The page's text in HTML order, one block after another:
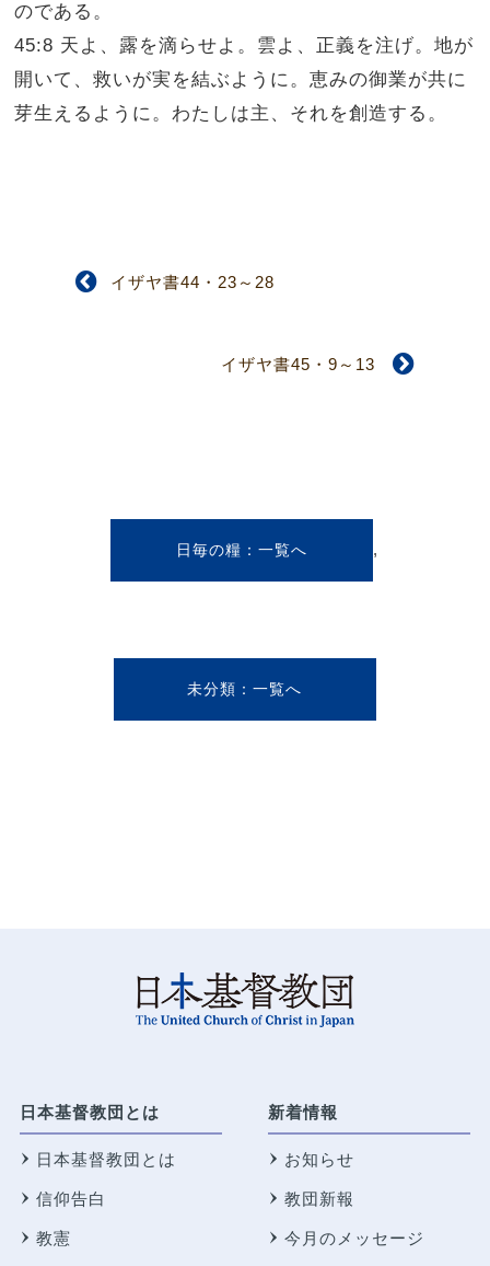
のである。
45:8 天よ、露を滴らせよ。雲よ、正義を注げ。地が
開いて、救いが実を結ぶように。恵みの御業が共に
芽生えるように。わたしは主、それを創造する。
イザヤ書44・23～28
イザヤ書45・9～13
日毎の糧 ,
未分類
日本基督教団とは
日本基督教団とは
信仰告白
教憲
新着情報
お知らせ
教団新報
今月のメッセージ